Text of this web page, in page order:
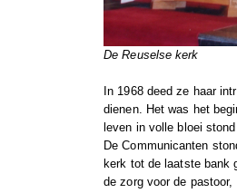
De Reuselse kerk
In 1968 deed ze haar
dienen. Het was het
leven in volle bloei
De Communicanten
kerk tot de laatste bank
de zorg voor de